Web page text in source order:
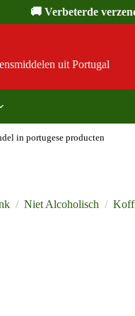
🚚 Verbeterde
uit Portugal
in portugese producten
/ Niet Alcoholisch /